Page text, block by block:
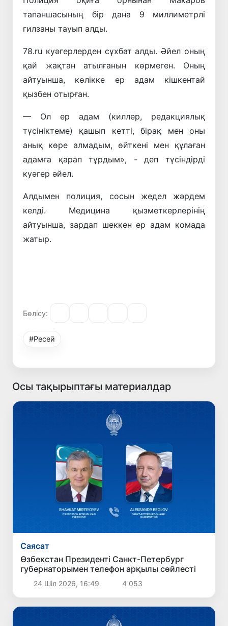
тапаншасының бір дана 9 миллиметрлі
гилзаны тауып алды.
78.ru куәгерлерден сұхбат алды. Әйел оның
қай жақтан атылғанын көрмеген. Оның
айтуынша, көлікке ер адам кішкентай
қызбен отырған.
— Ол ер адам (киллер, редакциялық
түсініктеме) қашып кетті, бірақ мен оны
анық көре алмадым, өйткені мен құлаған
адамға қарап тұрдым», - деп түсіндірді
куәгер әйел.
Алдымен полиция, сосын жедел жәрдем
келді. Медицина қызметкерлерінің
айтуынша, зардап шеккен ер адам комада
жатыр.
Бөлісу:
#Ресей
Осы тақырыптағы материалдар
Саясат
Өзбекстан Президенті Санкт-Петербург
губернаторымен телефон арқылы сөйлесті
24 Шіл 2026, 16:49 4 053